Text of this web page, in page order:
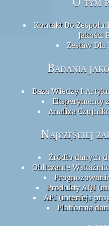
Kontakt Do
Jakości
Zestaw
Badania
Baza Wiedzy I
Eksperymenty
Analiza
Najczęściej
Źródło danych
Obliczanie
Produkty AQI
API (interfejs
Platforma